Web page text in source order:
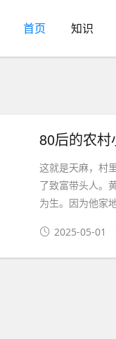
首页 知识
80后的农村
这就是天麻，村
了致富带头人。
为生。因为他家
2025-05-01